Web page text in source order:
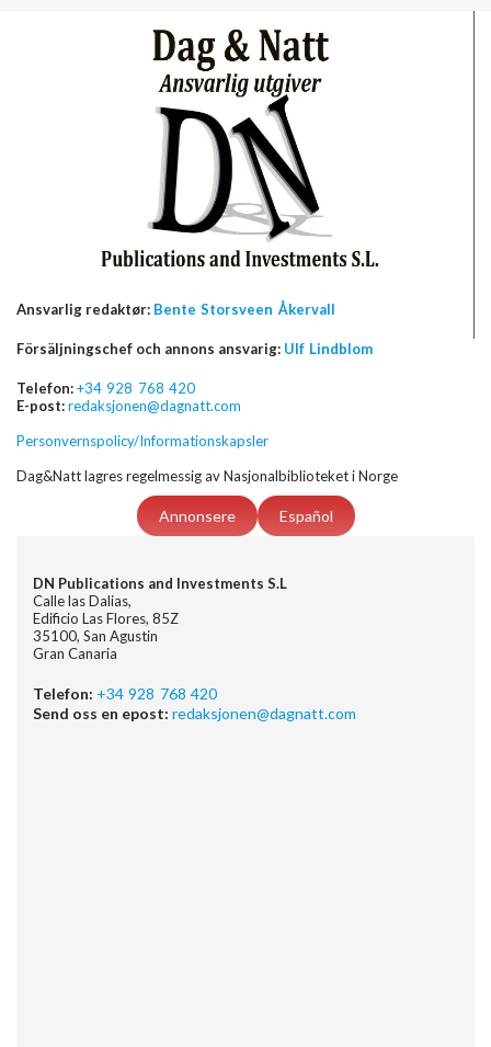
Ansvarlig redaktør: Bente Storsveen Åkervall
Försäljningschef och annons ansvarig: Ulf Lindblom
Telefon:+34 928 768 420
E-post:redaksjonen@dagnatt.com
Personvernspolicy/Informationskapsler
Dag&Natt lagres regelmessig av Nasjonalbiblioteket i Norge
Annonsere Español
DN Publications and Investments S.L
Calle las Dalias,
Edificio Las Flores, 85Z
35100, San Agustin
Gran Canaria
Telefon: +34 928 768 420
Send oss en epost: redaksjonen@dagnatt.com